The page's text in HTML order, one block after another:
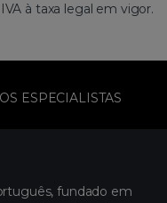
à taxa legal em vigor.
ESPECIALISTAS
fundado em